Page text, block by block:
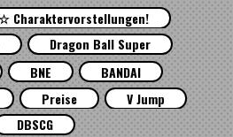
Charaktervorstellungen!
Dragon Ball Super
BNE
BANDAI
Preise
V Jump
DBSCG